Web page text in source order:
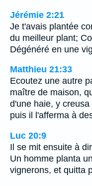
Jérémie 2:21
Je t'avais plantée
du meilleur plant;
Dégénéré en une
Matthieu 21:33
Ecoutez une autre
maître de maison,
d'une haie, y
puis il l'afferma à
Luc 20:9
Il se mit ensuite à
Un homme planta
vignerons, et quitta